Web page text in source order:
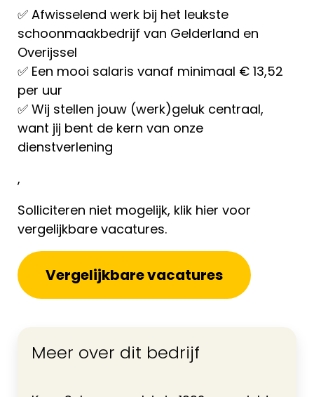
✅ Afwisselend werk bij het leukste
schoonmaakbedrijf van Gelderland en
Overijssel
✅ Een mooi salaris vanaf minimaal € 13,52
per uur
✅ Wij stellen jouw (werk)geluk centraal,
want jij bent de kern van onze
dienstverlening
,
Solliciteren niet mogelijk, klik hier voor
vergelijkbare vacatures.
Vergelijkbare vacatures
Meer over dit bedrijf